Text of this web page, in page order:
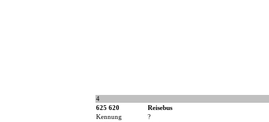
4
625 620
Reisebus
Kennung
?